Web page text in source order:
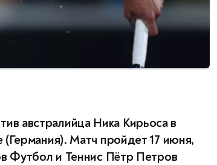
австралийца Ника Кирьоса в
(Германия). Матч пройдет 17 июня,
Футбол и Теннис Пётр Петров